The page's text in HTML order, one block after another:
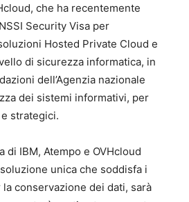
che ha recentemente
Security Visa per
Hosted Private Cloud e
di sicurezza informatica, in
dell’Agenzia nazionale
dei sistemi informativi, per
strategici.
di IBM, Atempo e OVHcloud
unica che soddisfa i
conservazione dei dati, sarà